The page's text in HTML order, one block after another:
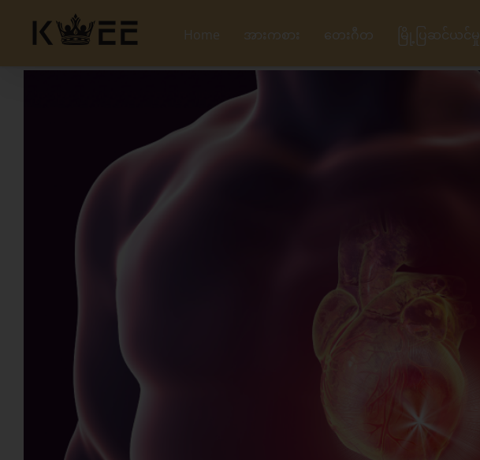
content
Home အားကစား တေးဂီတ မြို့ပြဆင်ယင်မှု